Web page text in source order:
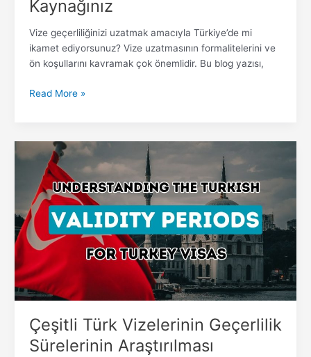
Kaynağınız
Vize geçerliliğinizi uzatmak amacıyla Türkiye’de mi
ikamet ediyorsunuz? Vize uzatmasının formalitelerini ve
ön koşullarını kavramak çok önemlidir. Bu blog yazısı,
Read More »
Çeşitli Türk Vizelerinin Geçerlilik
Sürelerinin Araştırılması
Çeşitli
Türk
Vizelerinin
Geçerlilik
Sürelerinin
Araştırılması